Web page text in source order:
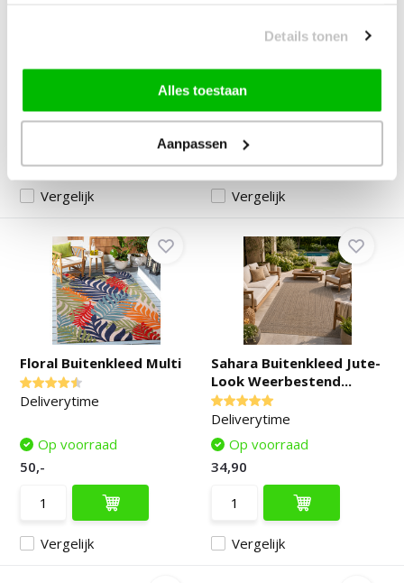
Details tonen
Alles toestaan
Aanpassen
Deliverytime
Vergelijk
25,-
Vintage Linnen Be...
Deliverytime
Vergelijk
Op voorraad
39,90
Floral Buitenkleed Multi
Deliverytime
Vergelijk
Op voorraad
50,-
Sahara Buitenkleed Jute-
Look Weerbestend...
Deliverytime
Vergelijk
Op voorraad
34,90